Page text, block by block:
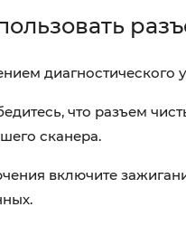
диагностического
что разъем
сканера.
включите